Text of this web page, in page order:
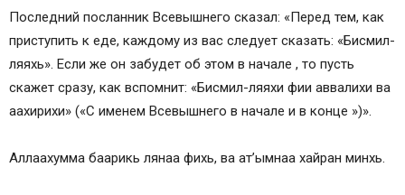
Последний посланник Всевышнего сказал: «Перед тем, как
приступить к еде, каждому из вас следует сказать: «Бисмил-
ляяхь». Если же он забудет об этом в начале , то пусть
скажет сразу, как вспомнит: «Бисмил-ляяхи фии аввалихи ва
аахирихи» («С именем Всевышнего в начале и в конце »)».
Аллаахумма баарикь лянаа фихь, ва ат’ымнаа хайран минхь.